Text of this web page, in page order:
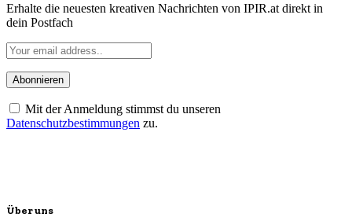
Erhalte die neuesten kreativen Nachrichten von IPIR.at direkt in
dein Postfach
Mit der Anmeldung stimmst du unseren
Datenschutzbestimmungen zu.
Über uns